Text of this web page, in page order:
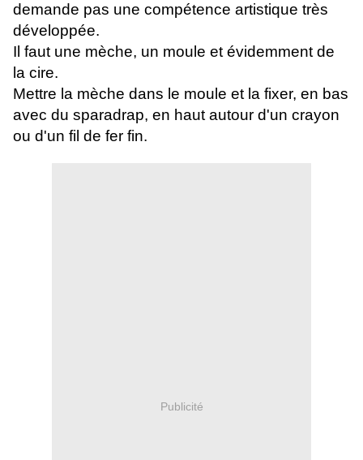
demande pas une compétence artistique très
développée.
Il faut une mèche, un moule et évidemment de
la cire.
Mettre la mèche dans le moule et la fixer, en bas
avec du sparadrap, en haut autour d'un crayon
ou d'un fil de fer fin.
Publicité